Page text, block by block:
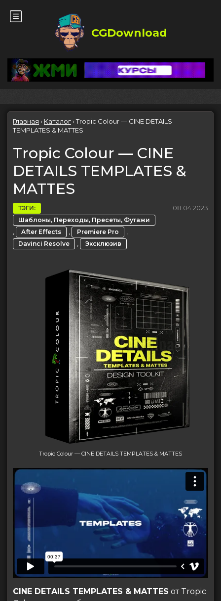
CGDownload
Главная › Каталог›Tropic Colour — CINE DETAILS
TEMPLATES & MATTES
Tropic Colour — CINE
DETAILS TEMPLATES &
MATTES
ТЭГИ:
Шаблоны, Переходы, Пресеты, Футажи
, After Effects , Premiere Pro ,
Davinci Resolve , Эксклюзив
08.04.2023
Tropic Colour — CINE DETAILS TEMPLATES & MATTES
CINE DETAILS TEMPLATES & MATTES от Tropic